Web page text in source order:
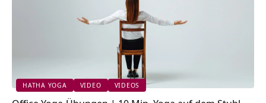
HATHA YOGA VIDEO VIDEOS